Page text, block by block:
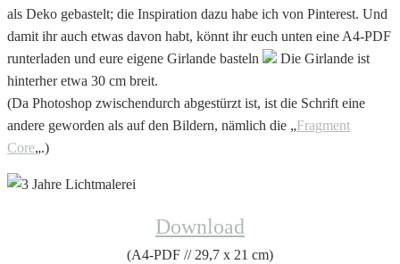
als Deko gebastelt; die Inspiration dazu habe ich von Pinterest. Und
damit ihr auch etwas davon habt, könnt ihr euch unten eine A4-PDF
runterladen und eure eigene Girlande basteln
Die Girlande ist
hinterher etwa 30 cm breit.
(Da Photoshop zwischendurch abgestürzt ist, ist die Schrift eine
andere geworden als auf den Bildern, nämlich die „Fragment
Core„.)
Download
(A4-PDF // 29,7 x 21 cm)